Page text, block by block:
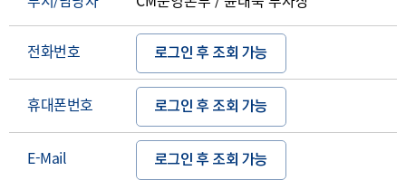
전화번호 로그인 후 조회 가능
휴대폰번호 로그인 후 조회 가능
E-Mail 로그인 후 조회 가능